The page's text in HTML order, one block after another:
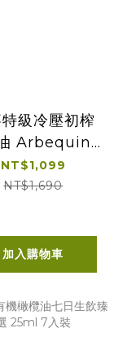
級冷壓初榨
Arbequina
單入經典提
盒
NT$1,099
NT$1,690
加入購物車